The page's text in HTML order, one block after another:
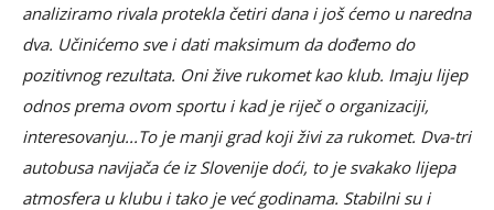
analiziramo rivala protekla četiri dana i još ćemo u naredna
dva. Učinićemo sve i dati maksimum da dođemo do
pozitivnog rezultata. Oni žive rukomet kao klub. Imaju lijep
odnos prema ovom sportu i kad je riječ o organizaciji,
interesovanju...To je manji grad koji živi za rukomet. Dva-tri
autobusa navijača će iz Slovenije doći, to je svakako lijepa
atmosfera u klubu i tako je već godinama. Stabilni su i